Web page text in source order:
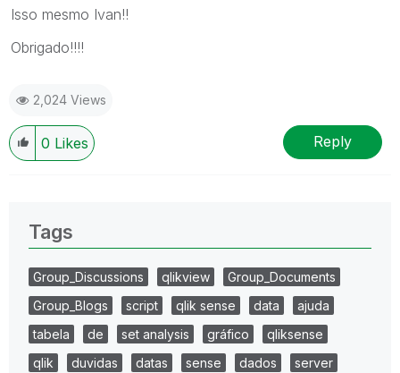
Isso mesmo Ivan!!
Obrigado!!!!
2,024 Views
0 Likes Reply
Tags
Group_Discussions qlikview
Group_Documents
Group_Blogs
script qlik sense data
ajuda
tabela
de set analysis gráfico
qliksense
qlik
duvidas datas sense dados
server